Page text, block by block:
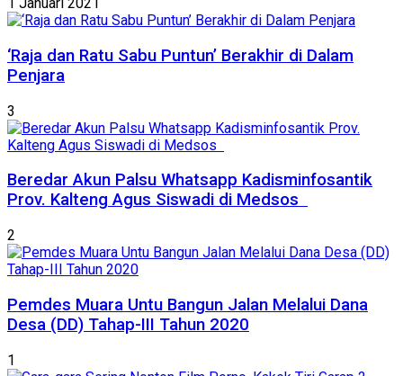
‘Raja dan Ratu Sabu Puntun’ Berakhir di Dalam
Penjara
3
Beredar Akun Palsu Whatsapp Kadisminfosantik
Prov. Kalteng Agus Siswadi di Medsos
2
Pemdes Muara Untu Bangun Jalan Melalui Dana
Desa (DD) Tahap-III Tahun 2020
1